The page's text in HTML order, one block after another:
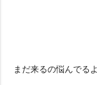
まだ来るの悩んでる